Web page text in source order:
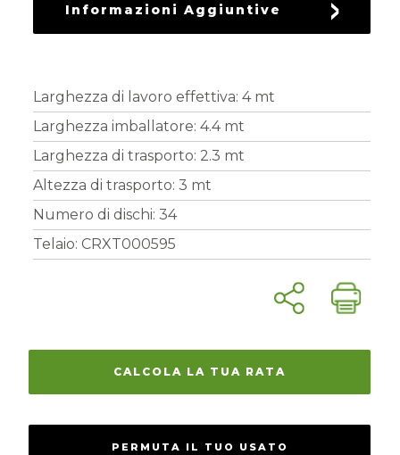
CALCOLA LA TUA RATA
PERMUTA IL TUO USATO
Informazioni Aggiuntive
Larghezza di lavoro effettiva: 4 mt
Larghezza imballatore: 4.4 mt
Larghezza di trasporto: 2.3 mt
Altezza di trasporto: 3 mt
Numero di dischi: 34
Telaio: CRXT000595
PROTEZIONE
DELLE
CULTURE